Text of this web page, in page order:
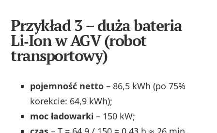
Przykład 3 – duża bateria
Li‑Ion w AGV (robot
transportowy)
pojemność netto – 86,5 kWh (po 75%
korekcie: 64,9 kWh);
moc ładowarki – 150 kW;